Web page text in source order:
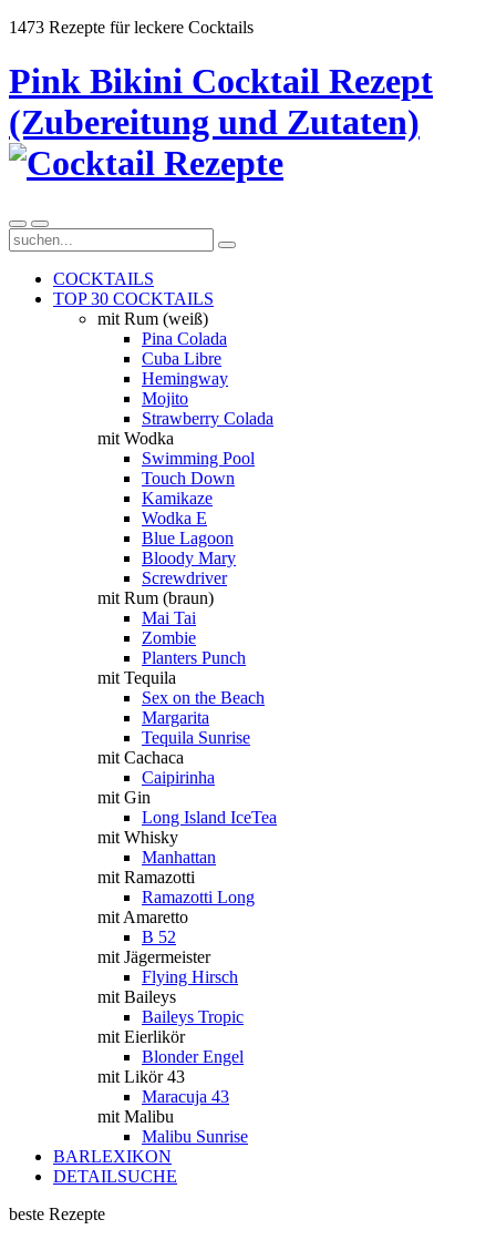
1473 Rezepte für leckere Cocktails
Pink Bikini Cocktail Rezept
(Zubereitung und Zutaten)
COCKTAILS
TOP 30 COCKTAILS
mit Rum (weiß)
Pina Colada
Cuba Libre
Hemingway
Mojito
Strawberry Colada
mit Wodka
Swimming Pool
Touch Down
Kamikaze
Wodka E
Blue Lagoon
Bloody Mary
Screwdriver
mit Rum (braun)
Mai Tai
Zombie
Planters Punch
mit Tequila
Sex on the Beach
Margarita
Tequila Sunrise
mit Cachaca
Caipirinha
mit Gin
Long Island IceTea
mit Whisky
Manhattan
mit Ramazotti
Ramazotti Long
mit Amaretto
B 52
mit Jägermeister
Flying Hirsch
mit Baileys
Baileys Tropic
mit Eierlikör
Blonder Engel
mit Likör 43
Maracuja 43
mit Malibu
Malibu Sunrise
BARLEXIKON
DETAILSUCHE
beste Rezepte